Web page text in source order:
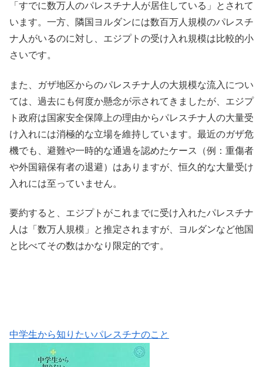
「すでに数万人のパレスチナ人が居住している」とされて
います。一方、隣国ヨルダンには数百万人規模のパレスチ
ナ人がいるのに対し、エジプトの受け入れ規模は比較的小
さいです。
また、ガザ地区からのパレスチナ人の大規模な流入につい
ては、過去にも何度か懸念が示されてきましたが、エジプ
ト政府は国家安全保障上の理由からパレスチナ人の大量受
け入れには消極的な立場を維持しています。最近のガザ危
機でも、避難や一時的な通過を認めたケース（例：重傷者
や外国籍保有者の退避）はありますが、恒久的な大量受け
入れには至っていません。
要約すると、エジプトがこれまでに受け入れたパレスチナ
人は「数万人規模」と推定されますが、ヨルダンなど他国
と比べてその数はかなり限定的です。
中学生から知りたいパレスチナのこと